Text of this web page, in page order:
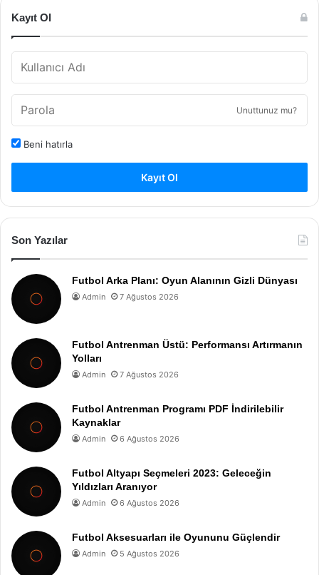
Kayıt Ol
Unuttunuz mu?
Beni hatırla
Kayıt Ol
Son Yazılar
Futbol Arka Planı: Oyun Alanının Gizli Dünyası
Admin 7 Ağustos 2026
Futbol Antrenman Üstü: Performansı Artırmanın
Yolları
Admin 7 Ağustos 2026
Futbol Antrenman Programı PDF İndirilebilir
Kaynaklar
Admin 6 Ağustos 2026
Futbol Altyapı Seçmeleri 2023: Geleceğin
Yıldızları Aranıyor
Admin 6 Ağustos 2026
Futbol Aksesuarları ile Oyununu Güçlendir
Admin 5 Ağustos 2026